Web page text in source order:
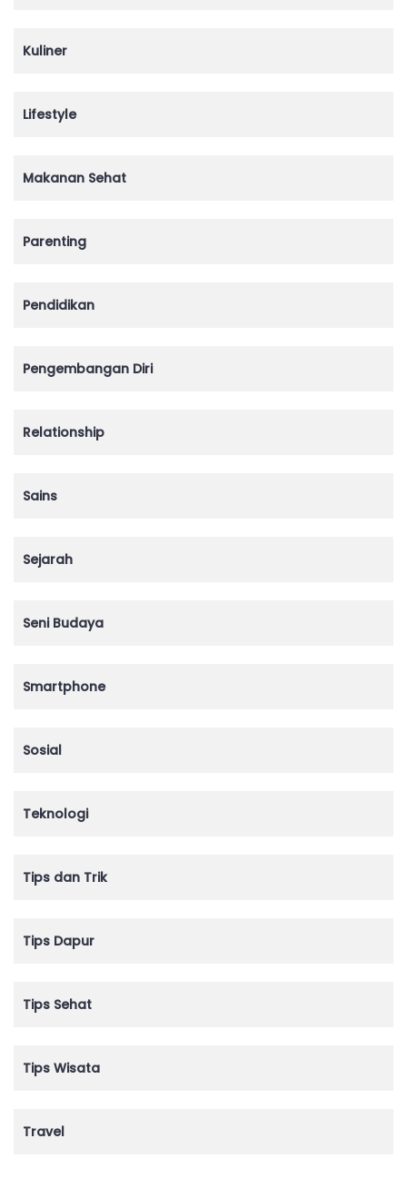
Kuliner
Lifestyle
Makanan Sehat
Parenting
Pendidikan
Pengembangan Diri
Relationship
Sains
Sejarah
Seni Budaya
Smartphone
Sosial
Teknologi
Tips dan Trik
Tips Dapur
Tips Sehat
Tips Wisata
Travel